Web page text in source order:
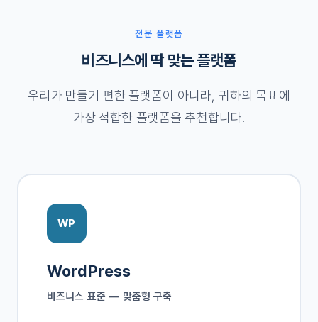
전문 플랫폼
비즈니스에 딱 맞는 플랫폼
우리가 만들기 편한 플랫폼이 아니라, 귀하의 목표에
가장 적합한 플랫폼을 추천합니다.
WP
WordPress
비즈니스 표준 — 맞춤형 구축